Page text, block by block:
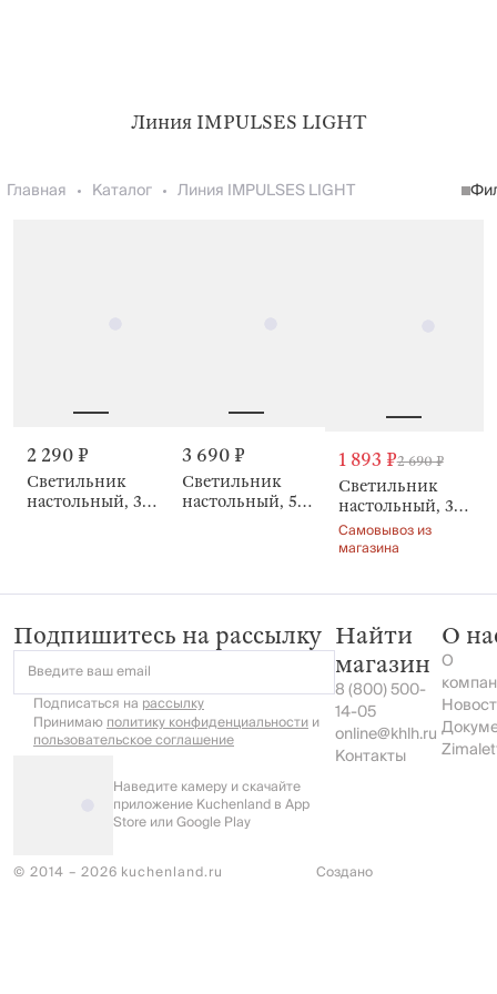
Линия IMPULSES LIGHT
Главная Каталог Линия IMPULSES LIGHT
2 290 ₽
Светильник
настольный, 38
3 690 ₽
Светильник
настольный, 59
1 893 ₽2 690 ₽
Светильник
настольный, 33
см, Колба в
кракелюре,
Самовывоз из
магазина
Подпишитесь на рассылку
Введите ваш email
Подписаться на рассылку
Принимаюполитику конфиденциальностии
пользовательское соглашение
Наведите камеру и скачайте
приложение Kuchenland в App
Store или Google Play
Найти
магазин
8 (800) 500-
14-05
online@khlh.ru
Контакты
О
О
© 2014 – 2026 kuchenland.ru Создано